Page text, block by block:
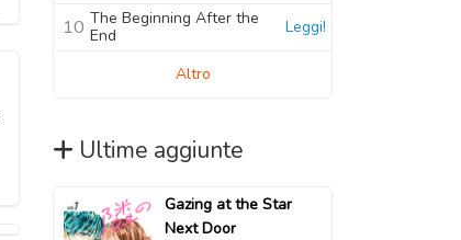
10 The Beginning After the
End
Leggi!
Altro
Ultime aggiunte
Gazing at the Star
Next Door